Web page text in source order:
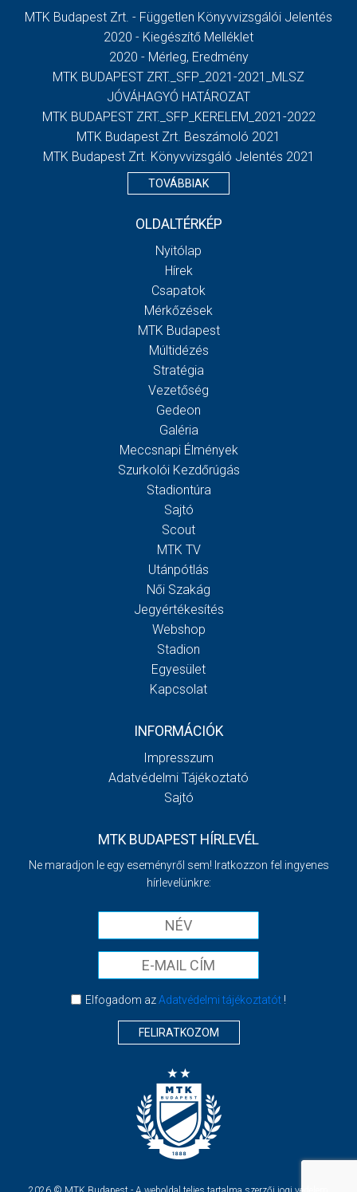
MTK Budapest Zrt. - Független Könyvvizsgálói Jelentés
2020 - Kiegészítő Melléklet
2020 - Mérleg, Eredmény
MTK BUDAPEST ZRT._SFP_2021-2021_MLSZ
JÓVÁHAGYÓ HATÁROZAT
MTK BUDAPEST ZRT._SFP_KERELEM_2021-2022
MTK Budapest Zrt. Beszámoló 2021
MTK Budapest Zrt. Könyvvizsgáló Jelentés 2021
TOVÁBBIAK
OLDALTÉRKÉP
Nyitólap
Hírek
Csapatok
Mérkőzések
MTK Budapest
Múltidézés
Stratégia
Vezetőség
Gedeon
Galéria
Meccsnapi Élmények
Szurkolói Kezdőrúgás
Stadiontúra
Sajtó
Scout
MTK TV
Utánpótlás
Női Szakág
Jegyértékesítés
Webshop
Stadion
Egyesület
Kapcsolat
INFORMÁCIÓK
Impresszum
Adatvédelmi Tájékoztató
Sajtó
MTK BUDAPEST HÍRLEVÉL
Ne maradjon le egy eseményről sem! Iratkozzon fel ingyenes
hírlevelünkre:
Elfogadom azAdatvédelmi tájékoztatót!
FELIRATKOZOM